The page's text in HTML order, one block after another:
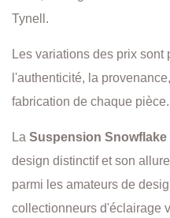
Tynell.
Les variations des prix sont
l'authenticité, la
fabrication de chaque pièce.
La Suspension Snowflake
design distinctif et son
parmi les amateurs de
collectionneurs d'éclairage